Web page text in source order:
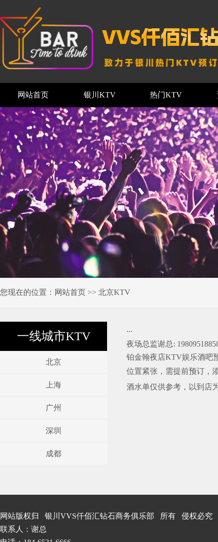
网站首页 银川KTV 热门KTV
您现在的位置： 网站首页 >> 北京KTV
一线城市KTV
北京
上海
广州
深圳
成都
...
夜场总监谢总:
铂金翰夜店KTV娱乐酒吧
位置紧张，需提前预订，
酒水单仅供参考，以到店
网站版权归 银川VVS仟佰汇钻石商务俱乐部 所有 侵权必究
联系人：谢总